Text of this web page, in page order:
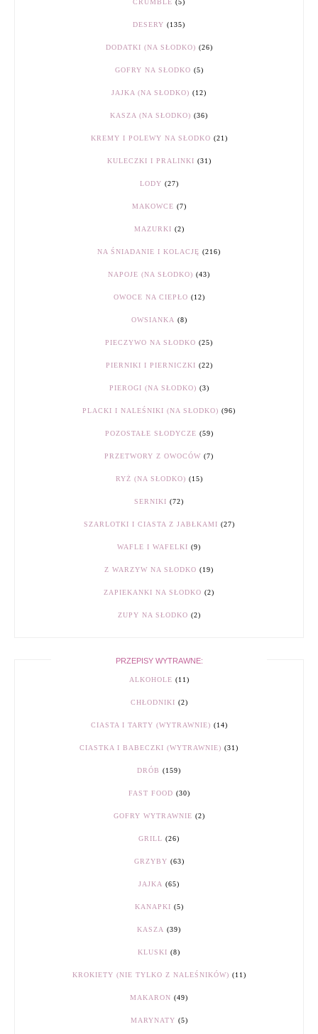
CRUMBLE (5)
DESERY (135)
DODATKI (NA SŁODKO) (26)
GOFRY NA SŁODKO (5)
JAJKA (NA SŁODKO) (12)
KASZA (NA SŁODKO) (36)
KREMY I POLEWY NA SŁODKO (21)
KULECZKI I PRALINKI (31)
LODY (27)
MAKOWCE (7)
MAZURKI (2)
NA ŚNIADANIE I KOLACJĘ (216)
NAPOJE (NA SŁODKO) (43)
OWOCE NA CIEPŁO (12)
OWSIANKA (8)
PIECZYWO NA SŁODKO (25)
PIERNIKI I PIERNICZKI (22)
PIEROGI (NA SŁODKO) (3)
PLACKI I NALEŚNIKI (NA SŁODKO) (96)
POZOSTAŁE SŁODYCZE (59)
PRZETWORY Z OWOCÓW (7)
RYŻ (NA SŁODKO) (15)
SERNIKI (72)
SZARLOTKI I CIASTA Z JABŁKAMI (27)
WAFLE I WAFELKI (9)
Z WARZYW NA SŁODKO (19)
ZAPIEKANKI NA SŁODKO (2)
ZUPY NA SŁODKO (2)
PRZEPISY WYTRAWNE:
ALKOHOLE (11)
CHŁODNIKI (2)
CIASTA I TARTY (WYTRAWNIE) (14)
CIASTKA I BABECZKI (WYTRAWNIE) (31)
DRÓB (159)
FAST FOOD (30)
GOFRY WYTRAWNIE (2)
GRILL (26)
GRZYBY (63)
JAJKA (65)
KANAPKI (5)
KASZA (39)
KLUSKI (8)
KROKIETY (NIE TYLKO Z NALEŚNIKÓW) (11)
MAKARON (49)
MARYNATY (5)